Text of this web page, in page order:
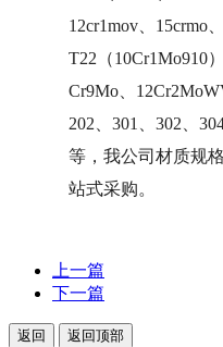
12cr1mov、15crmo
T22（10Cr1Mo910
Cr9Mo、
202、301、302、
等，我公司材质规
站式采购。
上一篇
下一篇
返回 返回顶部